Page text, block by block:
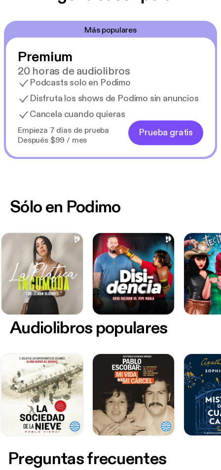
Más populares
Premium
20 horas de audiolibros
Podcasts solo en Podimo
Disfruta los shows de Podimo sin anuncios
Cancela cuando quieras
Empieza 7 días de prueba
Después $99 / mes
Prueba gratis
Sólo en Podimo
Audiolibros populares
Preguntas frecuentes